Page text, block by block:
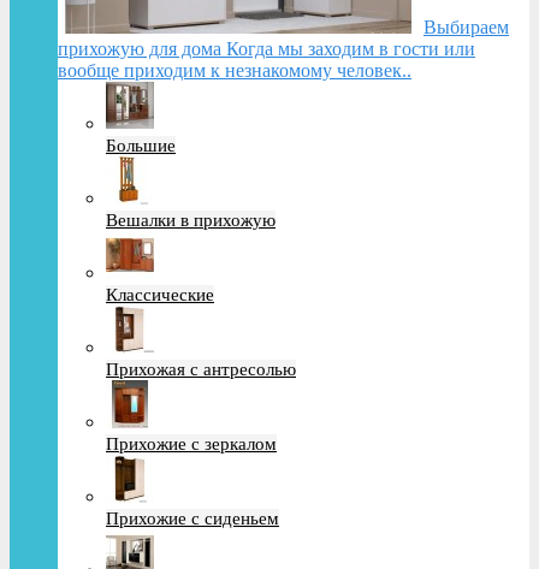
Выбираем
прихожую для дома Когда мы заходим в гости или
вообще приходим к незнакомому человек..
Большие
Вешалки в прихожую
Классические
Прихожая с антресолью
Прихожие с зеркалом
Прихожие с сиденьем